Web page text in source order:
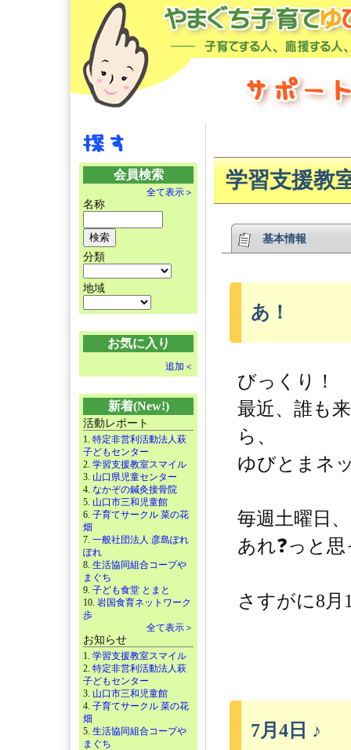
会員検索
全て表示＞
名称
分類
地域
お気に入り
追加＜
新着(New!)
活動レポート
1. 特定非営利活動法人萩
子どもセンター
2. 学習支援教室スマイル
3. 山口県児童センター
4. なかぞの鍼灸接骨院
5. 山口市三和児童館
6. 子育てサークル 菜の花
畑
7. 一般社団法人 彦島ぽれ
ぽれ
8. 生活協同組合コープや
まぐち
9. 子ども食堂 とまと
10. 岩国食育ネットワーク
歩
全て表示＞
お知らせ
1. 学習支援教室スマイル
2. 特定非営利活動法人萩
子どもセンター
3. 山口市三和児童館
4. 子育てサークル 菜の花
畑
5. 生活協同組合コープや
まぐち
学習支援教
基本情報
あ！
びっくり！
最近、誰も
ら、
ゆびとまネ
毎週土曜日
あれ❓っと
さすがに8月
7月4日 ♪